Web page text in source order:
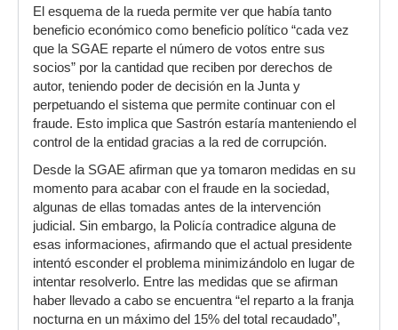
El esquema de la rueda permite ver que había tanto
beneficio económico como beneficio político “cada vez
que la SGAE reparte el número de votos entre sus
socios” por la cantidad que reciben por derechos de
autor, teniendo poder de decisión en la Junta y
perpetuando el sistema que permite continuar con el
fraude. Esto implica que Sastrón estaría manteniendo el
control de la entidad gracias a la red de corrupción.
Desde la SGAE afirman que ya tomaron medidas en su
momento para acabar con el fraude en la sociedad,
algunas de ellas tomadas antes de la intervención
judicial. Sin embargo, la Policía contradice alguna de
esas informaciones, afirmando que el actual presidente
intentó esconder el problema minimizándolo en lugar de
intentar resolverlo. Entre las medidas que se afirman
haber llevado a cabo se encuentra “el reparto a la franja
nocturna en un máximo del 15% del total recaudado”,